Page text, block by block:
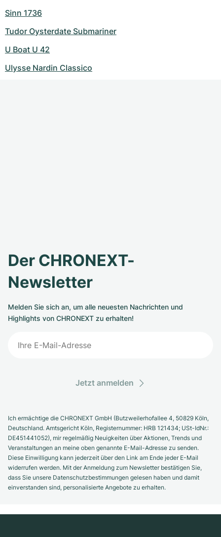
Sinn 1736
Tudor Oysterdate Submariner
U Boat U 42
Ulysse Nardin Classico
Der CHRONEXT-
Newsletter
Melden Sie sich an, um alle neuesten Nachrichten und
Highlights von CHRONEXT zu erhalten!
Jetzt anmelden
Ich ermächtige die CHRONEXT GmbH (Butzweilerhofallee 4, 50829 Köln,
Deutschland. Amtsgericht Köln, Registernummer: HRB 121434; USt-IdNr.:
DE451441052), mir regelmäßig Neuigkeiten über Aktionen, Trends und
Veranstaltungen an meine oben genannte E-Mail-Adresse zu senden.
Diese Einwilligung kann jederzeit über den Link am Ende jeder E-Mail
widerrufen werden. Mit der Anmeldung zum Newsletter bestätigen Sie,
dass Sie unsere Datenschutzbestimmungen gelesen haben und damit
einverstanden sind, personalisierte Angebote zu erhalten.